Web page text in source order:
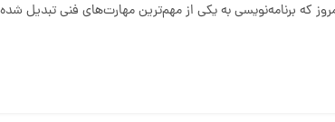
که برنامه‌نویسی به یکی از مهم‌ترین مهارت‌های فنی تبدیل